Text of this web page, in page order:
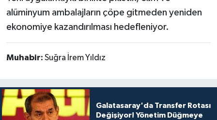
alüminyum ambalajların çöpe gitmeden yeniden
ekonomiye kazandırılması hedefleniyor.
Muhabir: Suğra İrem Yıldız
Galatasaray'da Transfer Rotası
Değişiyor! Yönetim Düğmeye